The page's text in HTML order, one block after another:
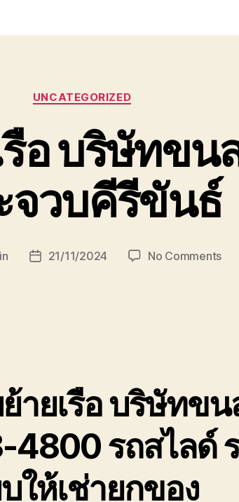
Categories
UNCATEGORIZED
อ บริษัทขน
จวบคีรีขันธ์
Post21/11/2024 No Commentson
ายเรือ บริษัทขน
รถสไลด์
ให้เช่ายกของ